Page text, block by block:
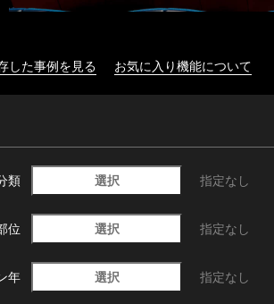
した事例を見る お気に入り機能について
類 選択 指定なし
位 選択 指定なし
年 選択 指定なし